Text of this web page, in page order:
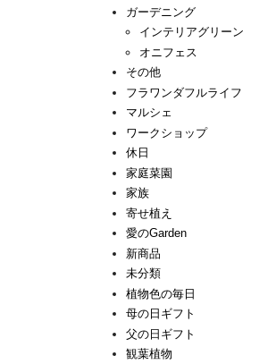
ガーデニング
インテリアグリーン
オニフェス
その他
フラワンダフルライフ
マルシェ
ワークショップ
休日
家庭菜園
家族
寄せ植え
愛のGarden
新商品
未分類
植物色の毎日
母の日ギフト
父の日ギフト
観葉植物